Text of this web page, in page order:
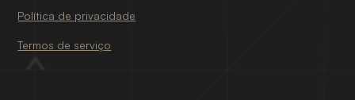
Política de privacidade
Termos de serviço